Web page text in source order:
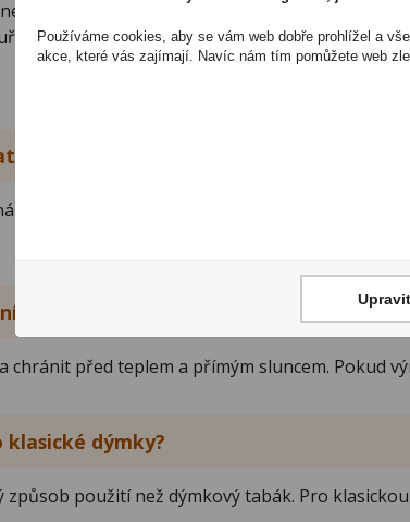
být problém automaticky v samotném
výrazně ovlivnit.
chuť závisí na zvolených tabácích a jejich
dýmky?
před teplem a přímým sluncem. Pokud
dýmky?
použití než dýmkový tabák. Pro
Používáme cookies, aby se vám web dobře prohlížel a
akce, které vás zajímají. Navíc nám tím pomůžete web
Upravit